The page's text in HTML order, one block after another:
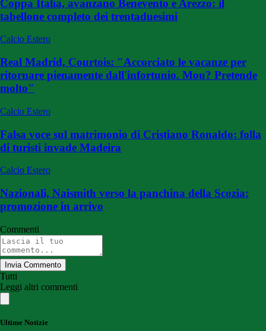
Coppa Italia, avanzano Benevento e Arezzo: il
tabellone completo dei trentaduesimi
Calcio Estero
Real Madrid, Courtois: "Accorciato le vacanze per
ritornare pienamente dall'infortunio. Mou? Pretende
molto"
Calcio Estero
Falsa voce sul matrimonio di Cristiano Ronaldo: folla
di turisti invade Madeira
Calcio Estero
Nazionali, Naismith verso la panchina della Scozia:
promozione in arrivo
Commenti
Invia Commento
Tutti
Leggi altri commenti
Ultime Notizie